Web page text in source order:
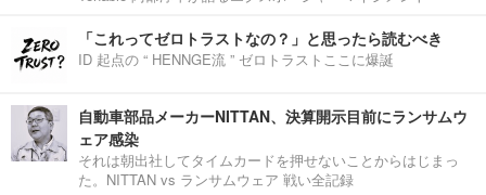
「これってゼロトラストなの？」と思ったら読むべき
ID 起点の “ HENNGE流 ” ゼロトラストここに爆誕
自動車部品メーカーNITTAN、決算開示目前にランサムウ
ェア感染
それは朝出社してタイムカードを押せないことからはじまっ
た。NITTAN vs ランサムウェア 戦い全記録